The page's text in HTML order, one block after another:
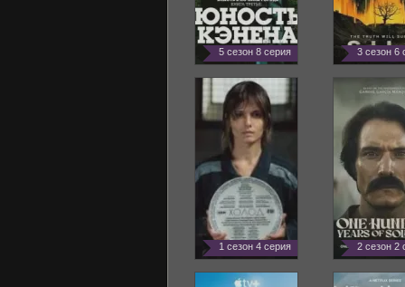
5 сезон 8 серия 3 сезон 6
1 сезон 4 серия 2 сезон 2